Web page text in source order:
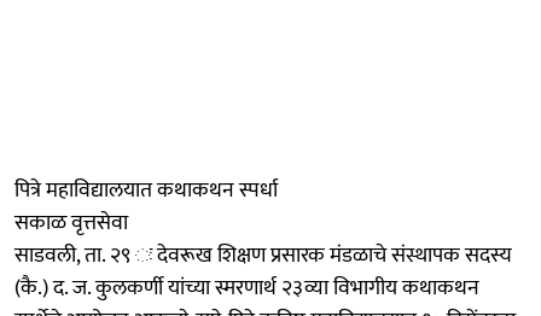
पित्रे महाविद्यालयात कथाकथन स्पर्धा
सकाळ वृत्तसेवा
साडवली, ता. २९ ः देवरूख शिक्षण प्रसारक मंडळाचे संस्थापक सदस्य
(कै.) द. ज. कुलकर्णी यांच्या स्मरणार्थ २३व्या विभागीय कथाकथन